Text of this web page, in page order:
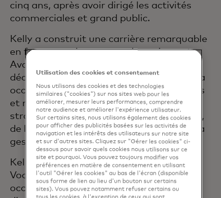
cinq ans, après avoir dirigé les activités
commerciales et grand public.
Kelly a construit une carrière remarquable
en façonnant le paysage des paiements.
Avant Mastercard, elle a passé une
décennie chez American Express, où elle a
occupé des postes de direction européens
et mondiaux dans les domaines de la
stratégie, du développement commercial,
de l'efficacité des forces de vente et de la
gestion des produits.
Kelly siège au conseil d’administration de
Vocalink (une société Mastercard) et a
occupé des fonctions au sein des conseils
Utilisation des cookies et consentement
Nous utilisons des cookies et des technologies
similaires ("cookies") sur nos sites web pour les
améliorer, mesurer leurs performances, comprendre
notre audience et améliorer l'expérience utilisateur.
Sur certains sites, nous utilisons également des cookies
pour afficher des publicités basées sur les activités de
navigation et les intérêts des utilisateurs sur notre site
et sur d'autres sites. Cliquez sur "Gérer les cookies" ci-
dessous pour savoir quels cookies nous utilisons sur ce
site et pourquoi. Vous pouvez toujours modifier vos
préférences en matière de consentement en utilisant
l'outil "Gérer les cookies" au bas de l'écran (disponible
sous forme de lien au lieu d'un bouton sur certains
sites). Vous pouvez notamment refuser certains ou